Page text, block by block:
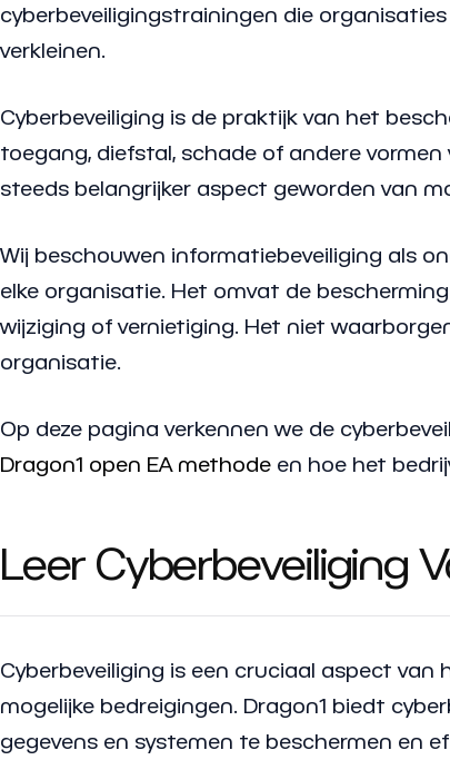
cyberbeveiligingstrainingen die
verkleinen.
Cyberbeveiliging is de praktijk van het
toegang, diefstal, schade of andere
steeds belangrijker aspect geworden van
Wij beschouwen informatiebeveiliging als
elke organisatie. Het omvat de
wijziging of vernietiging. Het niet
organisatie.
Op deze pagina verkennen we de
Dragon1 open EA methode en hoe het
Leer Cyberbeveiliging
Cyberbeveiliging is een cruciaal aspect
mogelijke bedreigingen. Dragon1 biedt
gegevens en systemen te beschermen en